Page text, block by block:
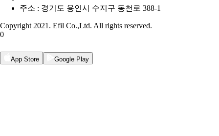
주소 : 경기도 용인시 수지구 동천로 388-1
Copyright 2021. Efil Co.,Ltd. All rights reserved.
0
App Store Google Play